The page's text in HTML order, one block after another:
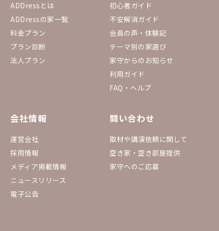
ADDressとは
ADDressの家一覧
料金プラン
プラン診断
法人プラン
初心者ガイド
不安解消ガイド
会員の声・体験記
テーマ別の家選び
家守からのお知らせ
利用ガイド
FAQ・ヘルプ
会社情報
運営会社
採用情報
メディア掲載情報
ニュースリリース
電子公告
問い合わせ
取材や講演依頼に関して
空き家・空き部屋提供
家守へのご応募